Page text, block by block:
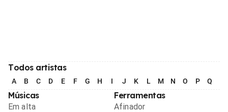
Todos artistas
A B C D E F G H I J K L M N O P Q
Músicas
Em alta
Ferramentas
Afinador